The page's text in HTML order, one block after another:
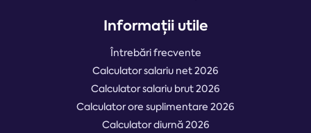
Informații utile
Întrebări frecvente
Calculator salariu net 2026
Calculator salariu brut 2026
Calculator ore suplimentare 2026
Calculator diurnă 2026